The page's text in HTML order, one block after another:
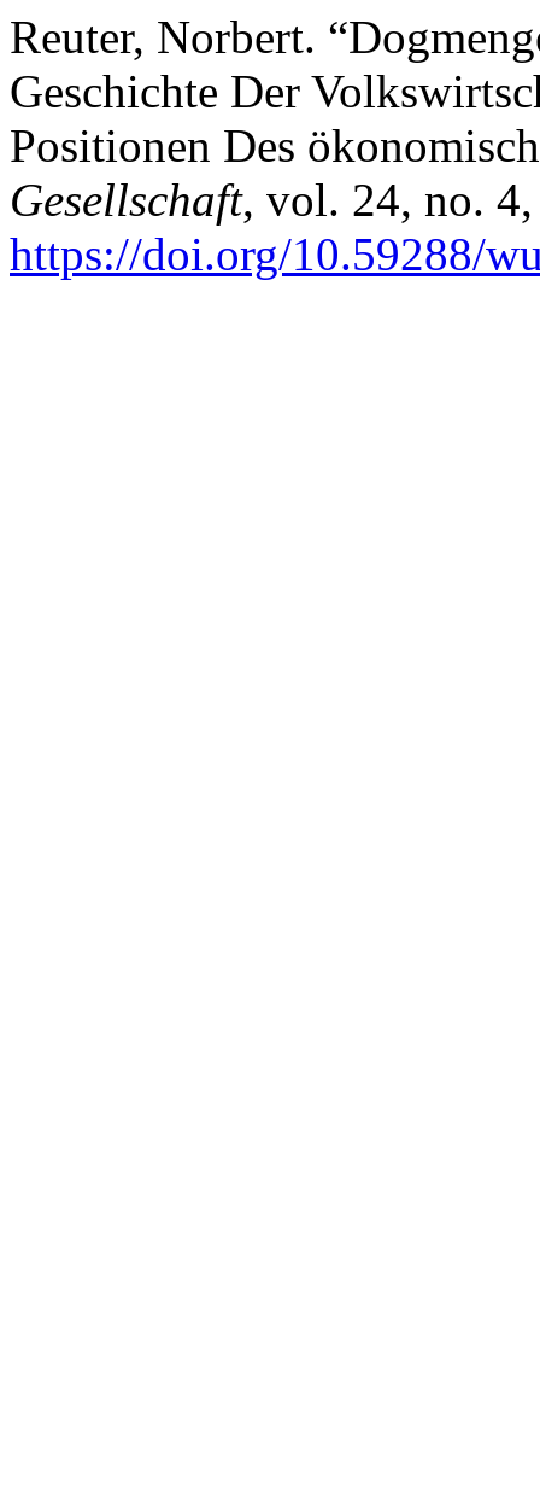
Reuter, Norbert.
Geschichte Der
Positionen Des
Gesellschaft, vol. 24, no.
https://doi.org/10.59288/